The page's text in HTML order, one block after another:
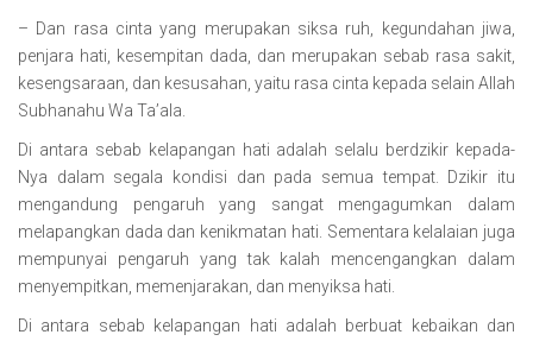
– Dan rasa cinta yang merupakan siksa ruh, kegundahan jiwa,
penjara hati, kesempitan dada, dan merupakan sebab rasa sakit,
kesengsaraan, dan kesusahan, yaitu rasa cinta kepada selain Allah
Subhanahu Wa Ta’ala.
Di antara sebab kelapangan hati adalah selalu berdzikir kepada-
Nya dalam segala kondisi dan pada semua tempat. Dzikir itu
mengandung pengaruh yang sangat mengagumkan dalam
melapangkan dada dan kenikmatan hati. Sementara kelalaian juga
mempunyai pengaruh yang tak kalah mencengangkan dalam
menyempitkan, memenjarakan, dan menyiksa hati.
Di antara sebab kelapangan hati adalah berbuat kebaikan dan